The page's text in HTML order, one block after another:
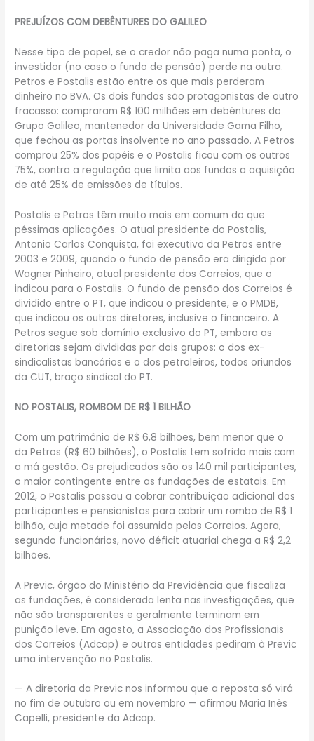
PREJUÍZOS COM DEBÊNTURES DO GALILEO
Nesse tipo de papel, se o credor não paga numa ponta, o
investidor (no caso o fundo de pensão) perde na outra.
Petros e Postalis estão entre os que mais perderam
dinheiro no BVA. Os dois fundos são protagonistas de outro
fracasso: compraram R$ 100 milhões em debêntures do
Grupo Galileo, mantenedor da Universidade Gama Filho,
que fechou as portas insolvente no ano passado. A Petros
comprou 25% dos papéis e o Postalis ficou com os outros
75%, contra a regulação que limita aos fundos a aquisição
de até 25% de emissões de títulos.
Postalis e Petros têm muito mais em comum do que
péssimas aplicações. O atual presidente do Postalis,
Antonio Carlos Conquista, foi executivo da Petros entre
2003 e 2009, quando o fundo de pensão era dirigido por
Wagner Pinheiro, atual presidente dos Correios, que o
indicou para o Postalis. O fundo de pensão dos Correios é
dividido entre o PT, que indicou o presidente, e o PMDB,
que indicou os outros diretores, inclusive o financeiro. A
Petros segue sob domínio exclusivo do PT, embora as
diretorias sejam divididas por dois grupos: o dos ex-
sindicalistas bancários e o dos petroleiros, todos oriundos
da CUT, braço sindical do PT.
NO POSTALIS, ROMBOM DE R$ 1 BILHÃO
Com um patrimônio de R$ 6,8 bilhões, bem menor que o
da Petros (R$ 60 bilhões), o Postalis tem sofrido mais com
a má gestão. Os prejudicados são os 140 mil participantes,
o maior contingente entre as fundações de estatais. Em
2012, o Postalis passou a cobrar contribuição adicional dos
participantes e pensionistas para cobrir um rombo de R$ 1
bilhão, cuja metade foi assumida pelos Correios. Agora,
segundo funcionários, novo déficit atuarial chega a R$ 2,2
bilhões.
A Previc, órgão do Ministério da Previdência que fiscaliza
as fundações, é considerada lenta nas investigações, que
não são transparentes e geralmente terminam em
punição leve. Em agosto, a Associação dos Profissionais
dos Correios (Adcap) e outras entidades pediram à Previc
uma intervenção no Postalis.
— A diretoria da Previc nos informou que a reposta só virá
no fim de outubro ou em novembro — afirmou Maria Inês
Capelli, presidente da Adcap.